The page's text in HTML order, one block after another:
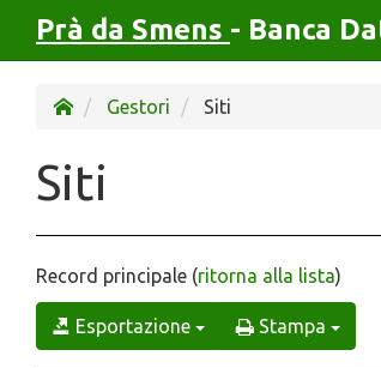
Prà da Smens - Banca
Gestori Siti
Siti
Record principale (ritorna alla lista)
Esportazione Stampa